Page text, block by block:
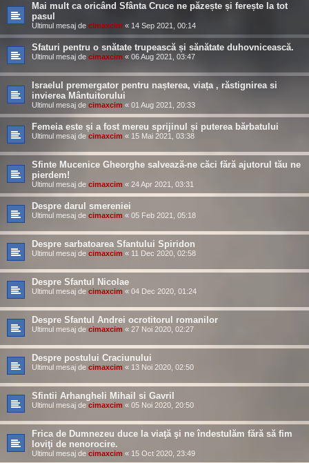
Mai mult ca oricând Sfânta Cruce ne păzește și ferește la tot
pasul
Ultimul mesaj de cimaxcim « 14 Sep 2021, 00:14
Sfaturi pentru o snătate trupească și sănătate duhovnicească.
Ultimul mesaj de cimaxcim « 06 Aug 2021, 03:47
Israelul premergator pentru nașterea, viața , răstignirea si
invierea Mântuitorului
Ultimul mesaj de cimaxcim « 01 Aug 2021, 20:33
Femeia este și a fost mereu sprijinul și puterea bărbatului
Ultimul mesaj de cimaxcim « 15 Mai 2021, 03:38
Sfinte Mucenice Gheorghe salvează-ne căci fără ajutorul tău ne
pierdem!
Ultimul mesaj de cimaxcim « 24 Apr 2021, 03:31
Despre darul smereniei
Ultimul mesaj de cimaxcim « 05 Feb 2021, 05:18
Despre sarbatoarea Sfantului Spiridon
Ultimul mesaj de cimaxcim « 11 Dec 2020, 02:58
Despre Sfantul Nicolae
Ultimul mesaj de cimaxcim « 04 Dec 2020, 01:24
Despre Sfantul Andrei ocrotitorul romanilor
Ultimul mesaj de cimaxcim « 27 Noi 2020, 02:27
Despre postului Craciunului
Ultimul mesaj de cimaxcim « 13 Noi 2020, 02:50
Sfintii Arhangheli Mihail si Gavril
Ultimul mesaj de cimaxcim « 05 Noi 2020, 20:50
Frica de Dumnezeu duce la viaţă şi ne îndestulăm fără să fim
loviţi de nenorocire.
Ultimul mesaj de cimaxcim « 15 Oct 2020, 23:49